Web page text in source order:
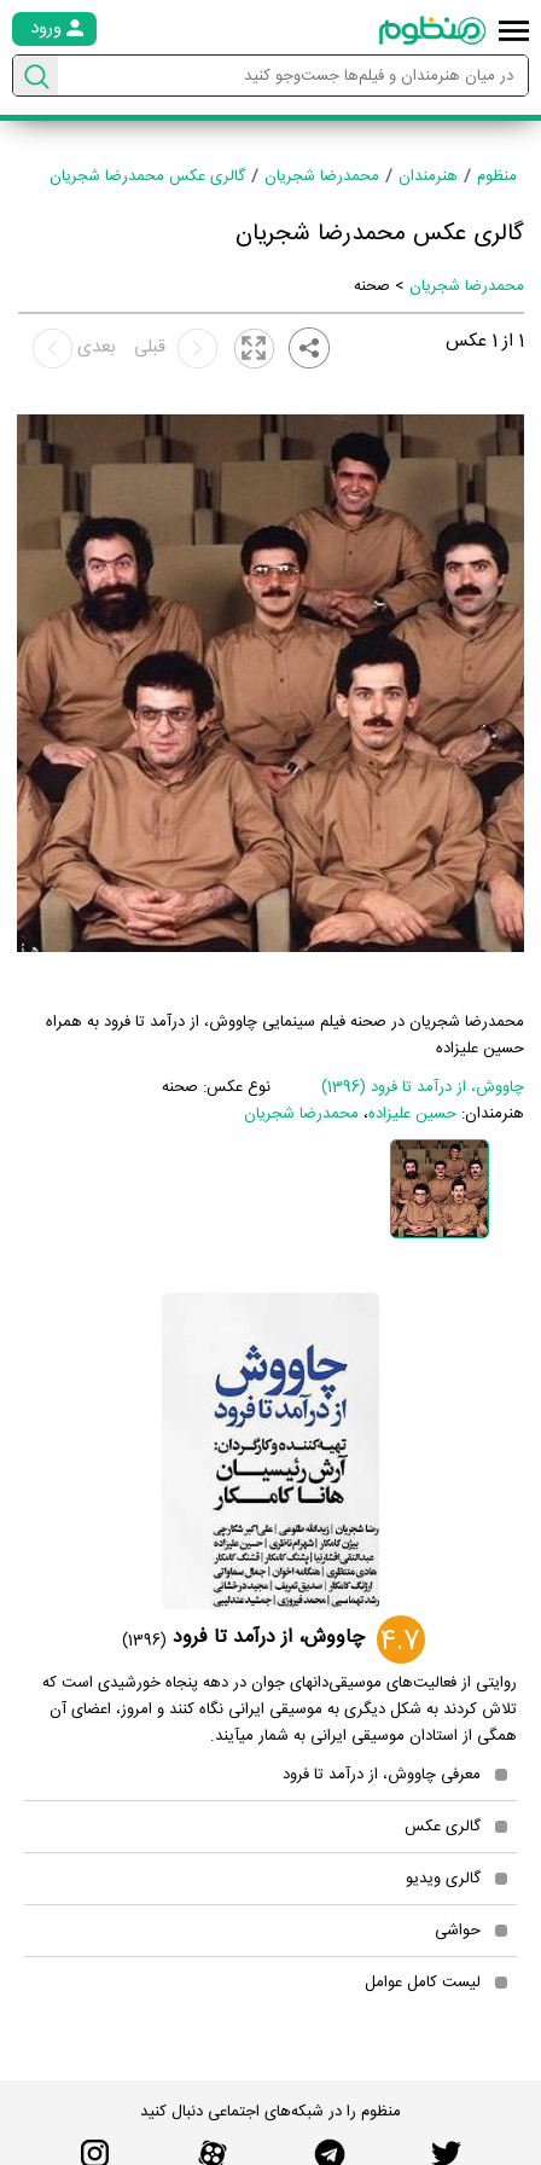
ورود
منظوم هنرمندان محمدرضا شجریان گالری عکس محمدرضا شجریان
گالری عکس محمدرضا شجریان
محمدرضا شجریان > صحنه
1 از1 عکس بعدی قبلی
محمدرضا شجریان در صحنه فیلم سینمایی چاووش، از درآمد تا فرود به همراه
حسین علیزاده
چاووش، از درآمد تا فرود (1396)
نوع عکس: صحنه
هنرمندان:حسین علیزاده، محمدرضا شجریان
4.7 چاووش، از درآمد تا فرود (1396)
روایتی از فعالیت‌های موسیقی‌دان‎های جوان در دهه پنجاه خورشیدی است که
تلاش کردند به شکل دیگری به موسیقی ایرانی نگاه کنند و امروز، اعضای آن
همگی از استادان موسیقی ایرانی به شمار می‎آیند.
معرفی چاووش، از درآمد تا فرود
گالری عکس
گالری ویدیو
حواشی
لیست کامل عوامل
منظوم را در شبکه‌های اجتماعی دنبال کنید